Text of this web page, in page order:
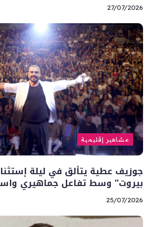
27/07/2026
مشاهير إقليمية
جوزيف عطية يتألق في ليلة
بيروت” وسط تفاعل جماهيري
25/07/2026